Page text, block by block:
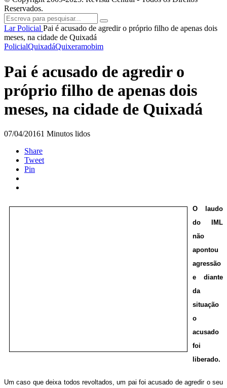
Reservados.
LarPolicial Pai é acusado de agredir o próprio filho de apenas dois
meses, na cidade de Quixadá
PolicialQuixadáQuixeramobim
Pai é acusado de agredir o
próprio filho de apenas dois
meses, na cidade de Quixadá
07/04/20161 Minutos lidos
Share
Tweet
Pin
O laudo
do IML
não
apontou
agressão
e diante
da
situação
o
acusado
foi
liberado.
Um caso que deixa todos revoltados, um pai foi acusado de agredir o seu